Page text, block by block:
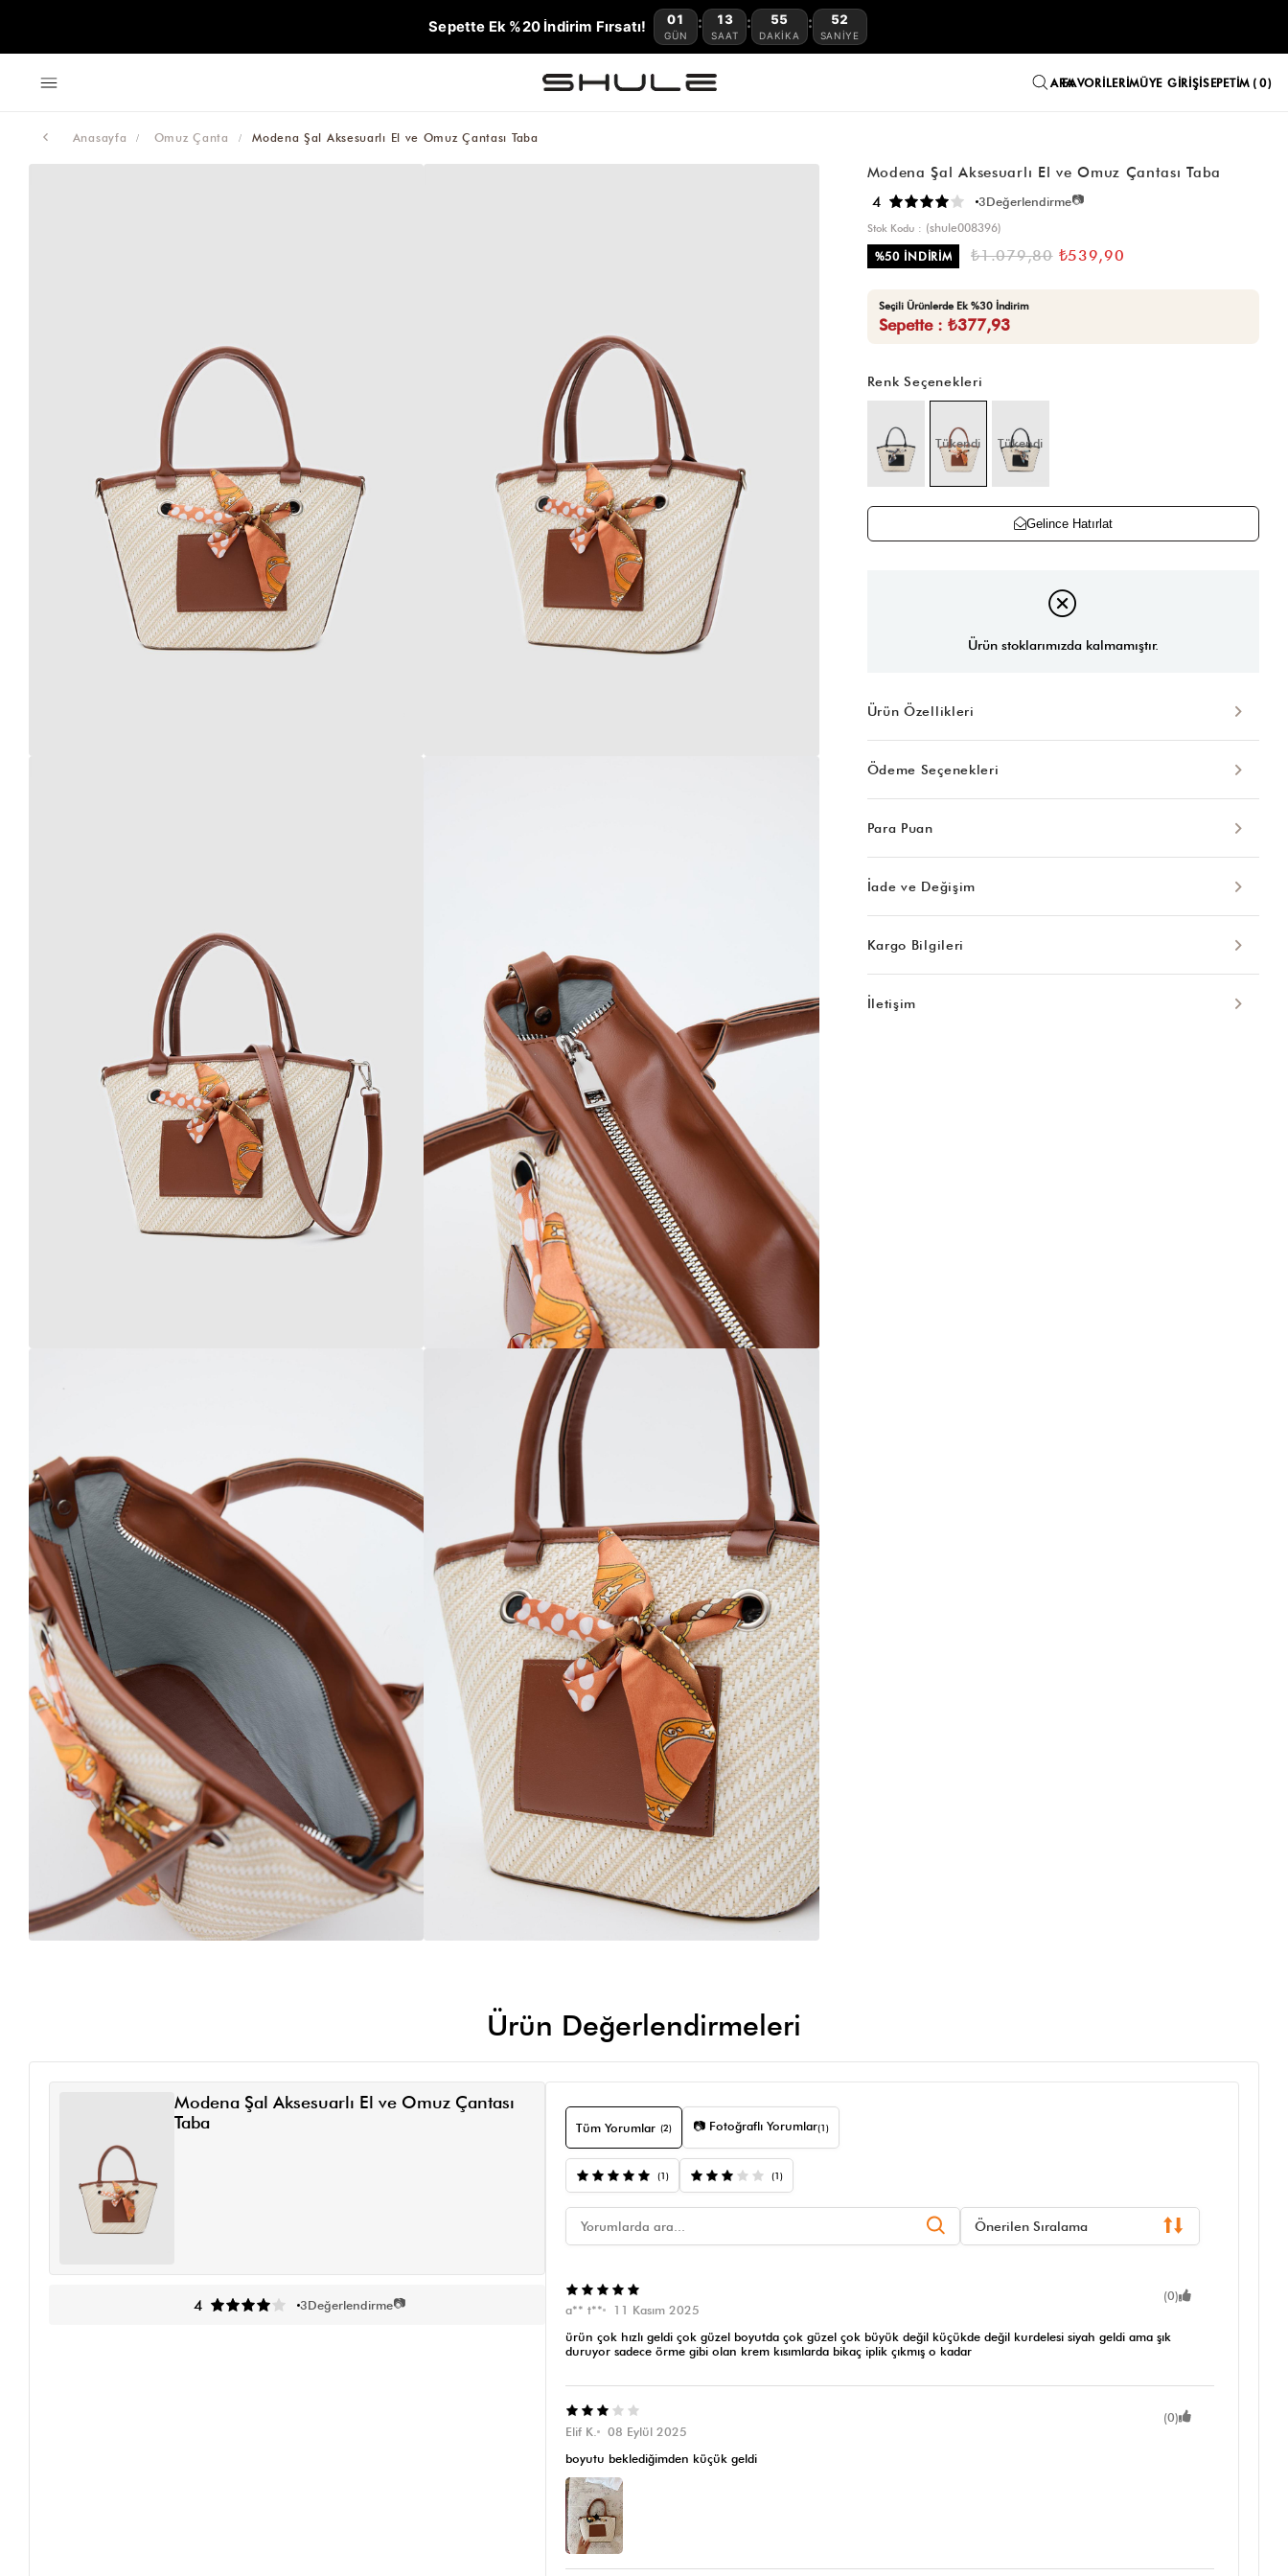
Sepette Ek %20 İndirim Fırsatı! 01
GÜN
: 13
SAAT
: 55
DAKIKA
: 51
SANIYE
FAVORILERIMÜYE GIRIŞISEPETIM 0
Anasayfa Omuz Çanta Modena Şal Aksesuarlı El ve Omuz Çantası Taba
Modena Şal Aksesuarlı El ve Omuz Çantası Taba
4 3Değerlendirme📷
Stok Kodu
(shule008396)
%50İNDIRIM ₺1.079,80 ₺539,90
Seçili Ürünlerde Ek %30 İndirim
Sepette : ₺377,93
Renk Seçenekleri
Tükendi Tükendi
Gelince Hatırlat
Ürün stoklarımızda kalmamıştır.
Ürün Özellikleri
Ödeme Seçenekleri
Para Puan
İade ve Değişim
Kargo Bilgileri
İletişim
Ürün Değerlendirmeleri
Modena Şal Aksesuarlı El ve Omuz Çantası
Taba
4 3Değerlendirme📷
Tüm Yorumlar (2) 📷 Fotoğraflı Yorumlar(1)
(1) (1)
Önerilen Sıralama
(0)
a** t**
11 Kasım 2025
ürün çok hızlı geldi çok güzel boyutda çok güzel çok büyük değil küçükde değil kurdelesi siyah geldi ama şık
duruyor sadece örme gibi olan krem kısımlarda bikaç iplik çıkmış o kadar
(0)
Elif K.
08 Eylül 2025
boyutu beklediğimden küçük geldi